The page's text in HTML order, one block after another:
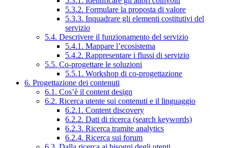
5.3.2. Formulare la proposta di valore
5.3.3. Inquadrare gli elementi costitutivi del
servizio
5.4. Descrivere il funzionamento del servizio
5.4.1. Mappare l’ecosistema
5.4.2. Rappresentare i flussi di servizio
5.5. Co-progettare le soluzioni
5.5.1. Workshop di co-progettazione
6. Progettazione dei contenuti
6.1. Cos’è il content design
6.2. Ricerca utente sui contenuti e il linguaggio
6.2.1. Content discovery
6.2.2. Dati di ricerca (search keywords)
6.2.3. Ricerca tramite analytics
6.2.4. Ricerca sui forum